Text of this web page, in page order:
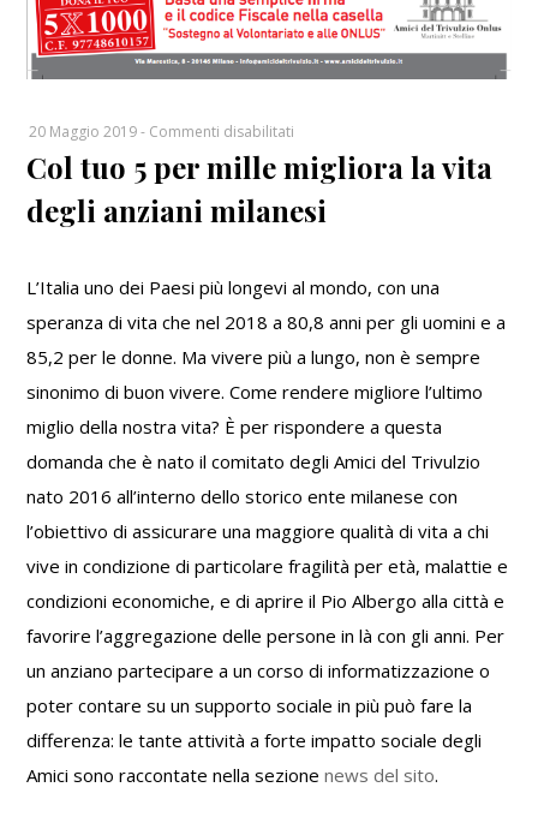
20 Maggio 2019- Commenti disabilitati
Col
5
migliora
la
vita
milanesi
Col tuo 5 per mille migliora la vita
degli anziani milanesi
L’Italia uno dei Paesi più longevi al mondo, con una
speranza di vita che nel 2018 a 80,8 anni per gli uomini e a
85,2 per le donne. Ma vivere più a lungo, non è sempre
sinonimo di buon vivere. Come rendere migliore l’ultimo
miglio della nostra vita? È per rispondere a questa
domanda che è nato il comitato degli Amici del Trivulzio
nato 2016 all’interno dello storico ente milanese con
l’obiettivo di assicurare una maggiore qualità di vita a chi
vive in condizione di particolare fragilità per età, malattie e
condizioni economiche, e di aprire il Pio Albergo alla città e
favorire l’aggregazione delle persone in là con gli anni. Per
un anziano partecipare a un corso di informatizzazione o
poter contare su un supporto sociale in più può fare la
differenza: le tante attività a forte impatto sociale degli
Amici sono raccontate nella sezionenews del sito.